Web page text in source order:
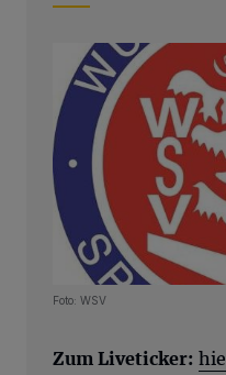
Foto: WSV
Zum Liveticker: